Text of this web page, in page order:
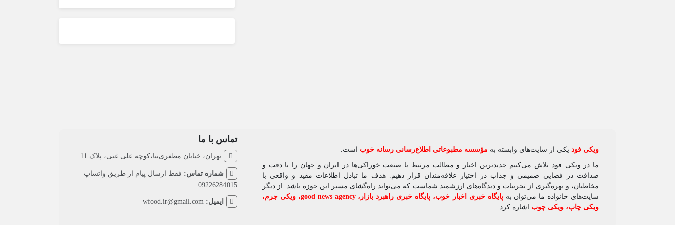
ویکی‌ فود یکی از سایت‌های وابسته به مؤسسه مطبوعاتی اطلاع‌رسانی رسانه خوب است.
ما در ویکی‌ فود تلاش می‌کنیم جدیدترین اخبار و مطالب مرتبط با صنعت خوراکی‌ها در ایران و جهان را با دقت و
صداقت در فضایی صمیمی و جذاب در اختیار علاقه‌مندان قرار دهیم. هدف ما تبادل اطلاعات مفید و واقعی با
مخاطبان، و بهره‌گیری از تجربیات و دیدگاه‌های ارزشمند شماست که می‌تواند راه‌گشای مسیر این حوزه باشد. از دیگر
سایت‌های خانواده ما می‌توان بهپایگاه خبری اخبار خوب، پایگاه خبری راهبرد بازار ،good news agency،ویکی چرم،
ویکی چاپ، ویکی چوب اشاره کرد.
تماس با ما
تهران، خیابان مظفری‌نیا،کوچه علی غنی، پلاک 11
شماره تماس: فقط ارسال پیام از طریق واتساپ
09226284015
ایمیل: wfood.ir@gmail.com